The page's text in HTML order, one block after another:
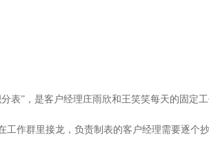
表”，是客户经理庄雨欣和王笑笑每天的固定
工作群里接龙，负责制表的客户经理需要逐个